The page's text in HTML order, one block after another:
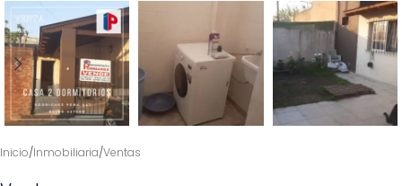
Inicio/Inmobiliaria/Ventas